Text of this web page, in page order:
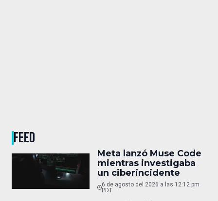
FEED
Meta lanzó Muse Code
mientras investigaba
un ciberincidente
6 de agosto del 2026 a las 12:12 pm
PDT